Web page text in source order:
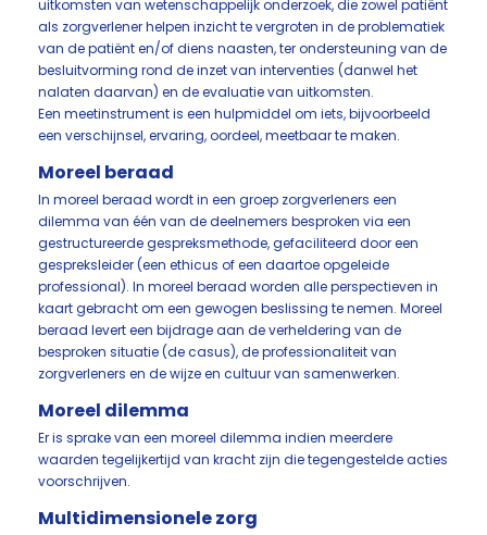
uitkomsten van wetenschappelijk onderzoek, die zowel patiënt
als zorgverlener helpen inzicht te vergroten in de problematiek
van de patiënt en/of diens naasten, ter ondersteuning van de
besluitvorming rond de inzet van interventies (danwel het
nalaten daarvan) en de evaluatie van uitkomsten.
Een meetinstrument is een hulpmiddel om iets, bijvoorbeeld
een verschijnsel, ervaring, oordeel, meetbaar te maken.
Moreel beraad
In moreel beraad wordt in een groep zorgverleners een
dilemma van één van de deelnemers besproken via een
gestructureerde gespreksmethode, gefaciliteerd door een
gespreksleider (een ethicus of een daartoe opgeleide
professional). In moreel beraad worden alle perspectieven in
kaart gebracht om een gewogen beslissing te nemen. Moreel
beraad levert een bijdrage aan de verheldering van de
besproken situatie (de casus), de professionaliteit van
zorgverleners en de wijze en cultuur van samenwerken.
Moreel dilemma
Er is sprake van een moreel dilemma indien meerdere
waarden tegelijkertijd van kracht zijn die tegengestelde acties
voorschrijven.
Multidimensionele zorg